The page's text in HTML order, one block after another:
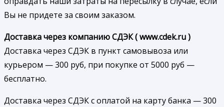
Вы не придете за своим заказом.
Доставка через компанию СДЭК ( www.cdek.ru )
Доставка через СДЭК в пункт самовывоза или
курьером — 300 руб, при покупке от 5000 руб —
бесплатно.
Доставка через СДЭК с оплатой на карту банка — 300